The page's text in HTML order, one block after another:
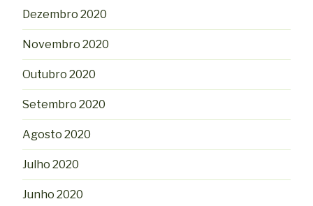
Dezembro 2020
Novembro 2020
Outubro 2020
Setembro 2020
Agosto 2020
Julho 2020
Junho 2020